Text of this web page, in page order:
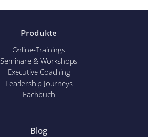
Produkte
Online-Trainings
Seminare & Workshops
Executive Coaching
Leadership Journeys
Fachbuch
Blog